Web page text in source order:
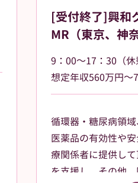
[受付終了]興和
MR（東京、神
9：00～17：30（休
循環器・糖尿病領
医薬品の有効性や
療関係者に提供し
を支援し、その他